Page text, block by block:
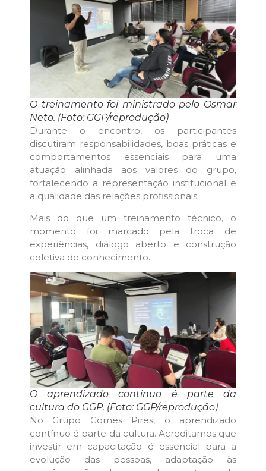
O treinamento foi ministrado pelo Osmar
Neto. (Foto: GGP/reprodução)
Durante o encontro, os participantes
discutiram responsabilidades, boas práticas e
comportamentos essenciais para uma
atuação alinhada aos valores do grupo,
fortalecendo a representação institucional e
a qualidade das relações profissionais.
Mais do que um treinamento técnico, o
momento foi marcado pela troca de
experiências, diálogo aberto e construção
coletiva de conhecimento.
O aprendizado contínuo é parte da
cultura do GGP. (Foto: GGP/reprodução)
No Grupo Gomes Pires, o aprendizado
contínuo é parte da cultura. Acreditamos que
investir em capacitação é essencial para a
evolução das pessoas, adaptação às